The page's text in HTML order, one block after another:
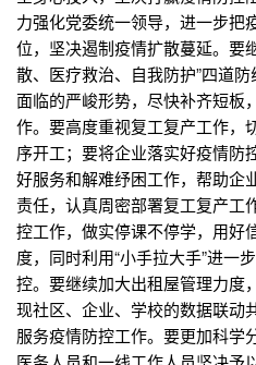
力强化党委统一领导，进一步把
位，坚决遏制疫情扩散蔓延。要
散、医疗救治、自我防护”四道
面临的严峻形势，尽快补齐短板
作。要高度重视复工复产工作，
序开工；要将企业落实好疫情防
好服务和解难纾困工作，帮助企
责任，认真周密部署复工复产工
控工作，做实停课不停学，用好
度，同时利用“小手拉大手”进一
控。要继续加大出租屋管理力度
现社区、企业、学校的数据联动
服务疫情防控工作。要更加科学